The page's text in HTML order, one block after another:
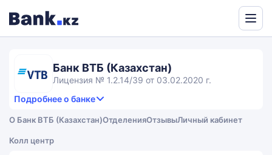
Банк ВТБ (Казахстан)
Лицензия № 1.2.14/39 от 03.02.2020 г.
Подробнее о банке
3.7
3,7
rating
4.0
Продукты и услуги
О Банк ВТБ (Казахстан)ОтделенияОтзывыЛичный кабинет
Колл центр